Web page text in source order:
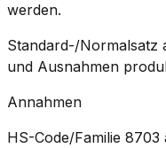
werden.
Standard-/Normalsatz
und Ausnahmen
Annahmen
HS-Code/Familie